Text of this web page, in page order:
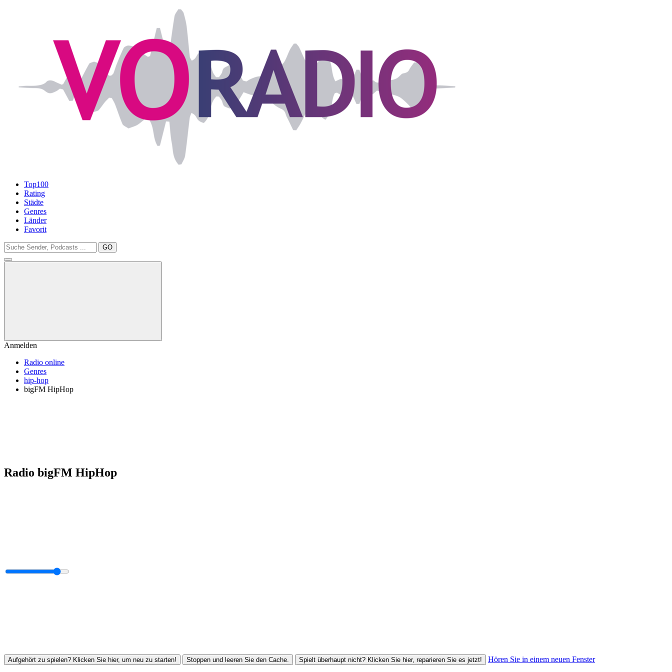
Top100
Rating
Städte
Genres
Länder
Favorit
GO
Anmelden
Radio online
Genres
hip-hop
bigFM HipHop
Radio bigFM HipHop
Aufgehört zu spielen? Klicken Sie hier, um neu zu starten! Stoppen und leeren Sie den Cache. Spielt überhaupt nicht? Klicken Sie hier, reparieren Sie es jetzt! Hören Sie in einem neuen Fenster